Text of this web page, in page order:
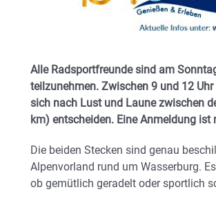
Alle Radsportfreunde sind am
teilzunehmen. Zwischen 9 und 12
sich nach Lust und Laune zwischen
km) entscheiden. Eine Anmeldung
Die beiden Stecken sind genau
Alpenvorland rund um Wasserburg.
ob gemütlich geradelt oder sportlich